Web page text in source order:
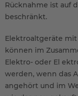
Rücknahme ist auf
beschränkt.
Elektroaltgeräte mit
können im
Elektro- oder El
werden, wenn das
angehört und im